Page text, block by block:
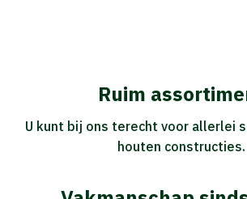
Ruim
U kunt bij ons terecht voor allerlei
houten constructies.